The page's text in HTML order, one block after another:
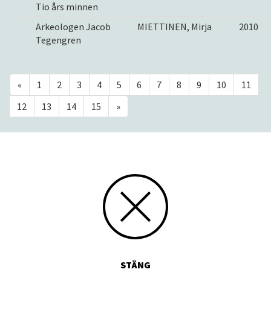
Tio års minnen
Arkeologen Jacob
Tegengren
MIETTINEN, Mirja 2010
« 1 2 3 4 5 6 7 8 9 10
11
12
13 14 15 »
STÄNG